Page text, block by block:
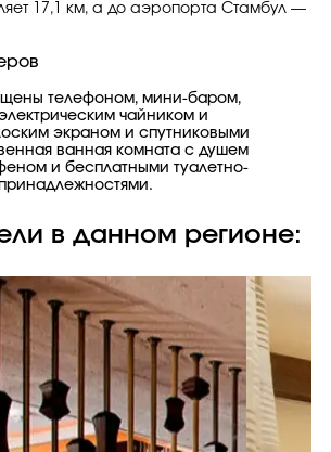
17,1 км, а до аэропорта Стамбул —
телефоном, мини-баром,
чайником и
экраном и спутниковыми
ванная комната с душем
и бесплатными туалетно-
в данном регионе: